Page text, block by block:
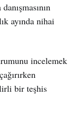
ayında nihai
incelemek
bir teşhis